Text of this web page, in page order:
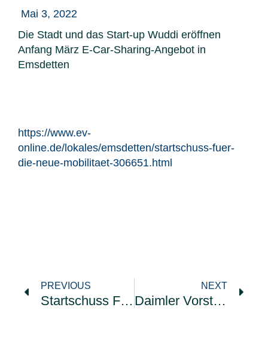
Mai 3, 2022
Die Stadt und das Start-up Wuddi eröffnen
Anfang März E-Car-Sharing-Angebot in
Emsdetten
https://www.ev-
online.de/lokales/emsdetten/startschuss-fuer-
die-neue-mobilitaet-306651.html
PREVIOUS
Startschuss Für Neues Logistikzentrum
NEXT
Daimler Vorstand In Münster